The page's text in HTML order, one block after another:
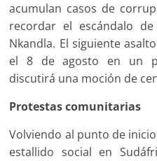
acumulan casos de
recordar el escándalo
Nkandla. El siguiente
el 8 de agosto en un
discutirá una moción de
Protestas comunitarias
Volviendo al punto de
estallido social en